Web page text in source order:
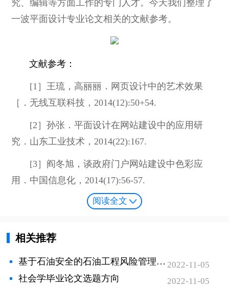
究、编辑等方面工作的专门人才。今天我们整理了
一波平面设计专业论文相关的文献参考。
文献参考：
[1］王琉，高丽丽．网页设计中的艺术效果
［．无线互联科技，2014(12):50+54.
[2］孙张．平面设计在网站建设中的应用研
究．山东工业技术，2014(22):167.
[3］阎冬旭，谈政府门户网站建设中色彩应
用．中国信息化，2014(17):56-57.
[4］金燕飞谈在网站建设中平面设计与技术的
[5］张程．浅谈平面广告设计精品课程网站设
计．艺术科技，2014,27(05):55.
[6］刘丽杨．关于使用《PS图像平面设计﹣﹣
阅读全文
相关推荐
基于石油安全的石油工程风险管理分析论文 2022-11-05
社会学毕业论文选题方向 2022-11-05